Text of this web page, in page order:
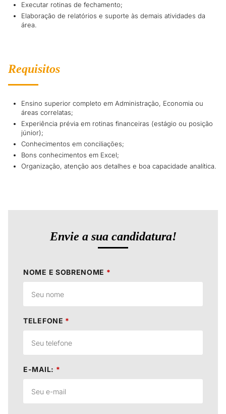
Executar rotinas de fechamento;
Elaboração de relatórios e suporte às demais atividades da
área.
Requisitos
Ensino superior completo em Administração, Economia ou
áreas correlatas;
Experiência prévia em rotinas financeiras (estágio ou posição
júnior);
Conhecimentos em conciliações;
Bons conhecimentos em Excel;
Organização, atenção aos detalhes e boa capacidade analítica.
Envie a sua candidatura!
NOME E SOBRENOME *
TELEFONE *
E-MAIL: *